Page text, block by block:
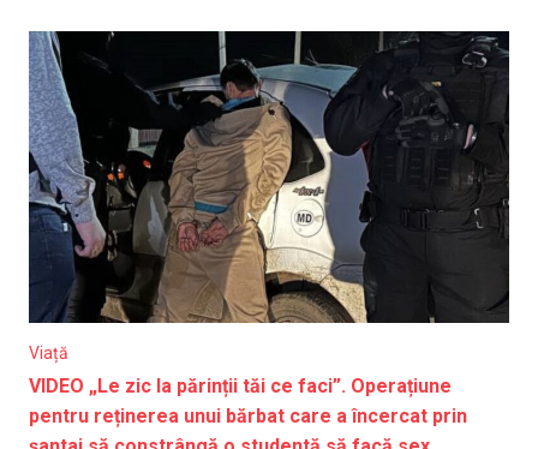
pentru
Viață
VIDEO „Le zic la părinții tăi ce faci”. Operațiune
pentru reținerea unui bărbat care a încercat prin